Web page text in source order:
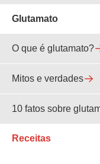
Glutamato
O que é glutamato?
Mitos e verdades
10 fatos sobre
Receitas